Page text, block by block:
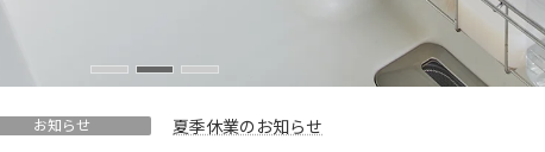
お知らせ 夏季休業のお知らせ